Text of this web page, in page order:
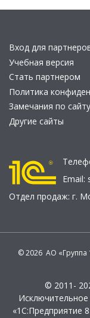
Вход для
Учебная версия
Стать партнером
Политика
Замечания по сайту
Другие сайты
Email:
Отдел продаж: г.
© 2026 АО «Группа
© 2011-
«1С:Предприятие